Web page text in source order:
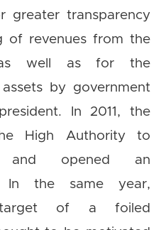
greater transparency
of revenues from the
as well as for the
by government
In 2011, the
High Authority to
and opened an
In the same year,
of a foiled